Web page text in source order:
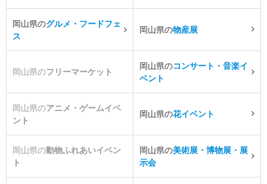
岡山県のグルメ・フードフェ
ス
岡山県の物産展
岡山県のフリーマーケット
岡山県のコンサート・音楽イ
ベント
岡山県のアニメ・ゲームイベ
ント
岡山県の花イベント
岡山県の動物ふれあいイベン
ト
岡山県の美術展・博物展・展
示会